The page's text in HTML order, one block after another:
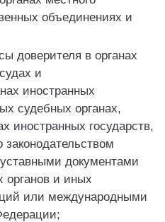
объединениях и
доверителя в органах
и
иностранных
судебных органах,
иностранных государств,
документами
органов и иных
или международными